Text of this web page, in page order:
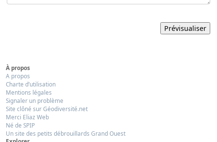
À propos
A propos
Charte d’utilisation
Mentions légales
Signaler un problème
Site clôné sur Géodiversité.net
Merci Eliaz Web
Né de SPIP
Un site des petits débrouillards Grand Ouest